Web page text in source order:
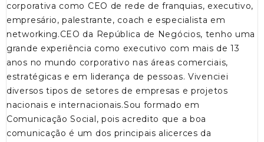
corporativa como CEO de rede de franquias, executivo,
empresário, palestrante, coach e especialista em
networking.CEO da República de Negócios, tenho uma
grande experiência como executivo com mais de 13
anos no mundo corporativo nas áreas comerciais,
estratégicas e em liderança de pessoas. Vivenciei
diversos tipos de setores de empresas e projetos
nacionais e internacionais.Sou formado em
Comunicação Social, pois acredito que a boa
comunicação é um dos principais alicerces da